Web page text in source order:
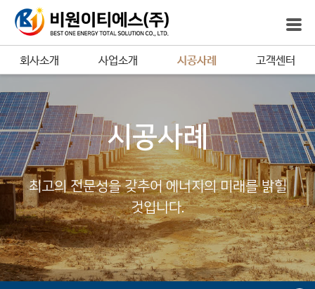
회사소개 사업소개 시공사례 고객센터
시공사례
최고의 전문성을 갖추어 에너지의 미래를 밝힐
것입니다.